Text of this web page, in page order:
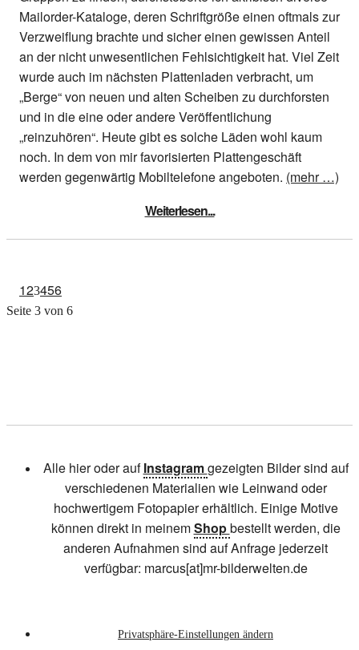
Mailorder-Kataloge, deren Schriftgröße einen oftmals zur
Verzweiflung brachte und sicher einen gewissen Anteil
an der nicht unwesentlichen Fehlsichtigkeit hat. Viel Zeit
wurde auch im nächsten Plattenladen verbracht, um
„Berge“ von neuen und alten Scheiben zu durchforsten
und in die eine oder andere Veröffentlichung
„reinzuhören“. Heute gibt es solche Läden wohl kaum
noch. In dem von mir favorisierten Plattengeschäft
werden gegenwärtig Mobiltelefone angeboten. (mehr …)
Weiterlesen...
123456
Seite 3 von 6
Alle hier oder aufInstagramgezeigten Bilder sind auf
verschiedenen Materialien wie Leinwand oder
hochwertigem Fotopapier erhältlich. Einige Motive
können direkt in meinemShopbestellt werden, die
anderen Aufnahmen sind auf Anfrage jederzeit
verfügbar: marcus[at]mr-bilderwelten.de
Privatsphäre-Einstellungen ändern